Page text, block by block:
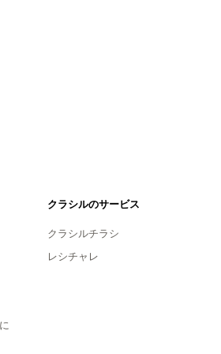
クラシルのサービス
クラシルチラシ
レシチャレ